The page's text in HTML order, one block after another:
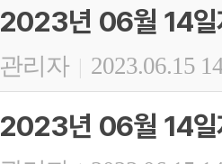
2023년 06월 14일
관리자 | 2023.06.15
2023년 06월 14일